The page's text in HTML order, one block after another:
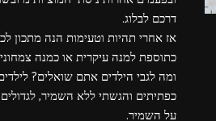
דרכם לבלוג.
אז אחרי תהיות וטעימות הנה מתכון
כתוספת למנה עיקרית או כמנה
ומה לגבי הילדים אתם שואלים?
כפתיתים והגשתי ללא השמיר,
על השמיר.